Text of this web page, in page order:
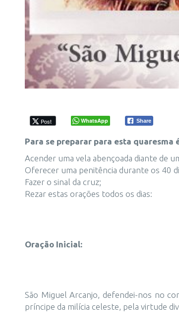
Post WhatsApp Share
Para se preparar para esta quaresma
Acender uma vela abençoada diante de
Oferecer uma penitência durante os 40
Fazer o sinal da cruz;
Rezar estas orações todos os dias:
Oração Inicial:
São Miguel Arcanjo, defendei-nos no
príncipe da milícia celeste, pela virtude